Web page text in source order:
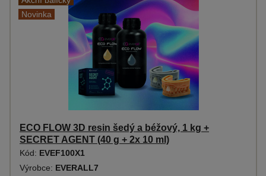
Novinka
ECO FLOW 3D resin šedý a béžový, 1 kg +
SECRET AGENT (40 g + 2x 10 ml)
Kód: EVEF100X1
Výrobce: EVERALL7